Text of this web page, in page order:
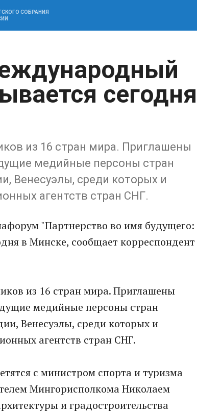
СОБРАНИЯ
сегодня
из 16 стран мира. Приглашены
медийные персоны стран
Венесуэлы, среди которых и
агентств стран СНГ.
"Партнерство во имя будущего:
в Минске, сообщает корреспондент
из 16 стран мира. Приглашены
медийные персоны стран
Венесуэлы, среди которых и
агентств стран СНГ.
с министром спорта и туризма
Мингорисполкома Николаем
и градостроительства